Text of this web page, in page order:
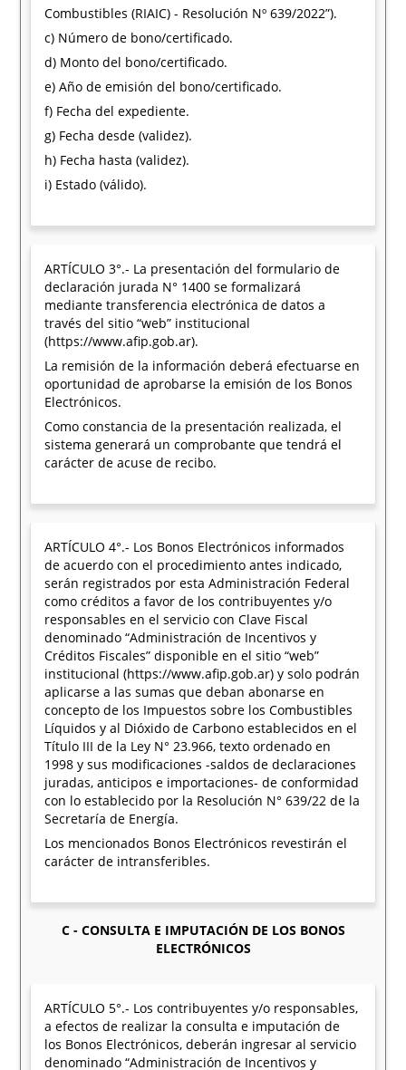
Combustibles (RIAIC) - Resolución Nº 639/2022”).
c) Número de bono/certificado.
d) Monto del bono/certificado.
e) Año de emisión del bono/certificado.
f) Fecha del expediente.
g) Fecha desde (validez).
h) Fecha hasta (validez).
i) Estado (válido).
ARTÍCULO 3°.- La presentación del formulario de
declaración jurada N° 1400 se formalizará
mediante transferencia electrónica de datos a
través del sitio “web” institucional
(https://www.afip.gob.ar).
La remisión de la información deberá efectuarse en
oportunidad de aprobarse la emisión de los Bonos
Electrónicos.
Como constancia de la presentación realizada, el
sistema generará un comprobante que tendrá el
carácter de acuse de recibo.
ARTÍCULO 4°.- Los Bonos Electrónicos informados
de acuerdo con el procedimiento antes indicado,
serán registrados por esta Administración Federal
como créditos a favor de los contribuyentes y/o
responsables en el servicio con Clave Fiscal
denominado “Administración de Incentivos y
Créditos Fiscales” disponible en el sitio “web”
institucional (https://www.afip.gob.ar) y solo podrán
aplicarse a las sumas que deban abonarse en
concepto de los Impuestos sobre los Combustibles
Líquidos y al Dióxido de Carbono establecidos en el
Título III de la Ley N° 23.966, texto ordenado en
1998 y sus modificaciones -saldos de declaraciones
juradas, anticipos e importaciones- de conformidad
con lo establecido por la Resolución N° 639/22 de la
Secretaría de Energía.
Los mencionados Bonos Electrónicos revestirán el
carácter de intransferibles.
C - CONSULTA E IMPUTACIÓN DE LOS BONOS
ELECTRÓNICOS
ARTÍCULO 5°.- Los contribuyentes y/o responsables,
a efectos de realizar la consulta e imputación de
los Bonos Electrónicos, deberán ingresar al servicio
denominado “Administración de Incentivos y